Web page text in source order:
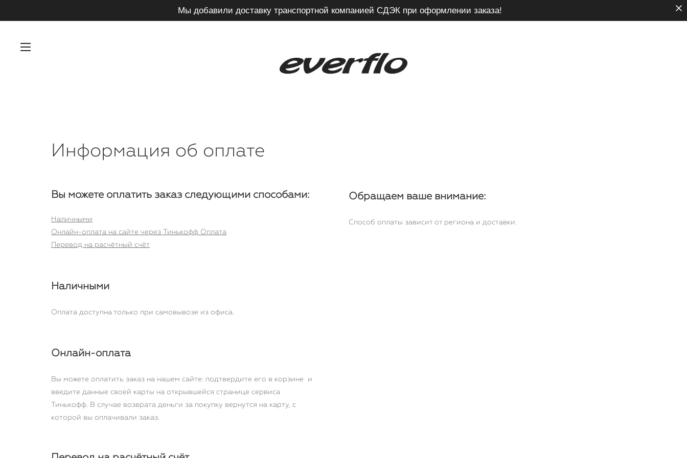
Мы добавили доставку транспортной компанией СДЭК при оформлении заказа!
Информация об оплате
Вы можете оплатить заказ следующими способами:
Наличными
Онлайн-оплата на сайте через Тинькофф Оплата
Перевод на расчётный счёт
Наличными
Оплата доступна только при самовывозе из офиса.
Онлайн-оплата
Вы можете оплатить заказ на нашем сайте: подтвердите его в корзине и
введите данные своей карты на открывшейся странице сервиса
Тинькофф. В случае возврата деньги за покупку вернутся на карту, с
которой вы оплачивали заказ.
Обращаем ваше внимание:
Способ оплаты зависит от региона и доставки.